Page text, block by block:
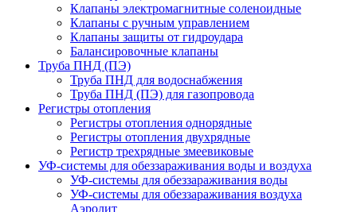
Клапаны электромагнитные соленоидные
Клапаны с ручным управлением
Клапаны защиты от гидроудара
Балансировочные клапаны
Труба ПНД (ПЭ)
Труба ПНД для водоснабжения
Труба ПНД (ПЭ) для газопровода
Регистры отопления
Регистры отопления однорядные
Регистры отопления двухрядные
Регистр трехрядные змеевиковые
УФ-системы для обеззараживания воды и воздуха
УФ-системы для обеззараживания воды
УФ-системы для обеззараживания воздуха
Аэролит